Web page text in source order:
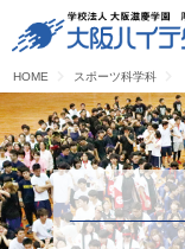
HOME スポーツ科学科